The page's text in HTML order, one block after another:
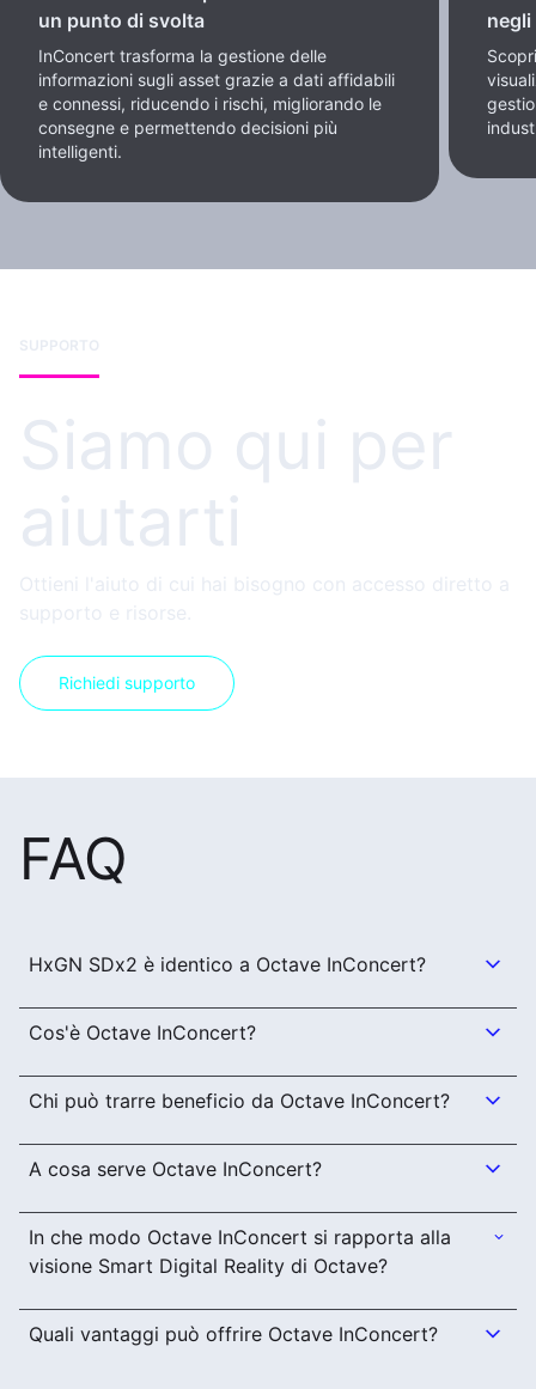
un punto di svolta
InConcert trasforma la gestione delle
informazioni sugli asset grazie a dati affidabili
e connessi, riducendo i rischi, migliorando le
consegne e permettendo decisioni più
intelligenti.
SUPPORTO
Siamo qui per
aiutarti
Ottieni l'aiuto di cui hai bisogno con accesso diretto a
supporto e risorse.
Richiedi supporto
FAQ
HxGN SDx2 è identico a Octave InConcert?
Cos'è Octave InConcert?
Chi può trarre beneficio da Octave InConcert?
A cosa serve Octave InConcert?
In che modo Octave InConcert si rapporta alla
visione Smart Digital Reality di Octave?
Quali vantaggi può offrire Octave InConcert?